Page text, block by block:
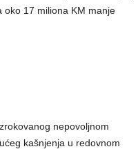
oko 17 miliona KM manje
nepovoljnom
kašnjenja u redovnom